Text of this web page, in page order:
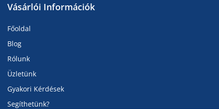
Vásárlói Információk
Főoldal
Blog
Rólunk
Üzletünk
Gyakori Kérdések
Segíthetünk?